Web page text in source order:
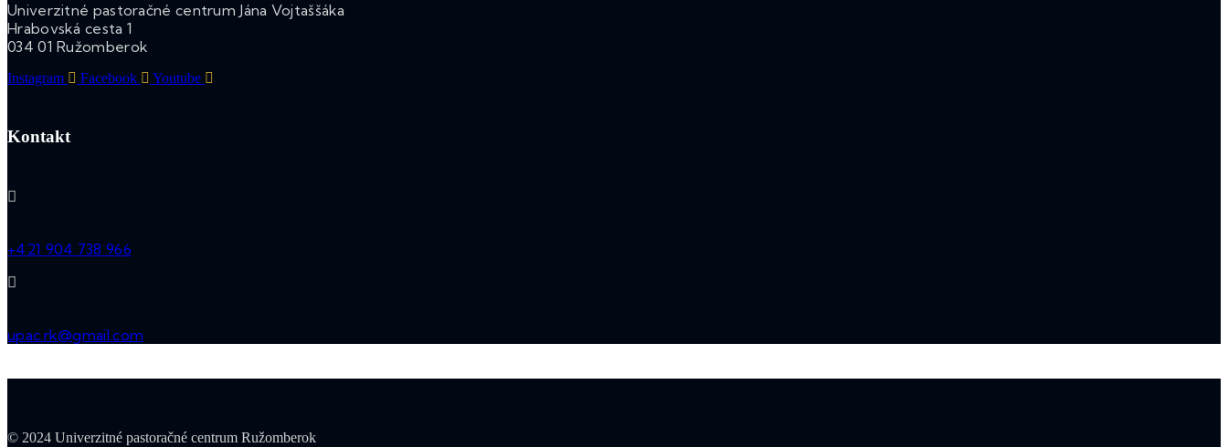
Univerzitné pastoračné centrum Jána Vojtaššáka
Hrabovská cesta 1
034 01 Ružomberok
Instagram Facebook Youtube
Kontakt
+421 904 738 966
upac.rk@gmail.com
© 2024 Univerzitné pastoračné centrum Ružomberok